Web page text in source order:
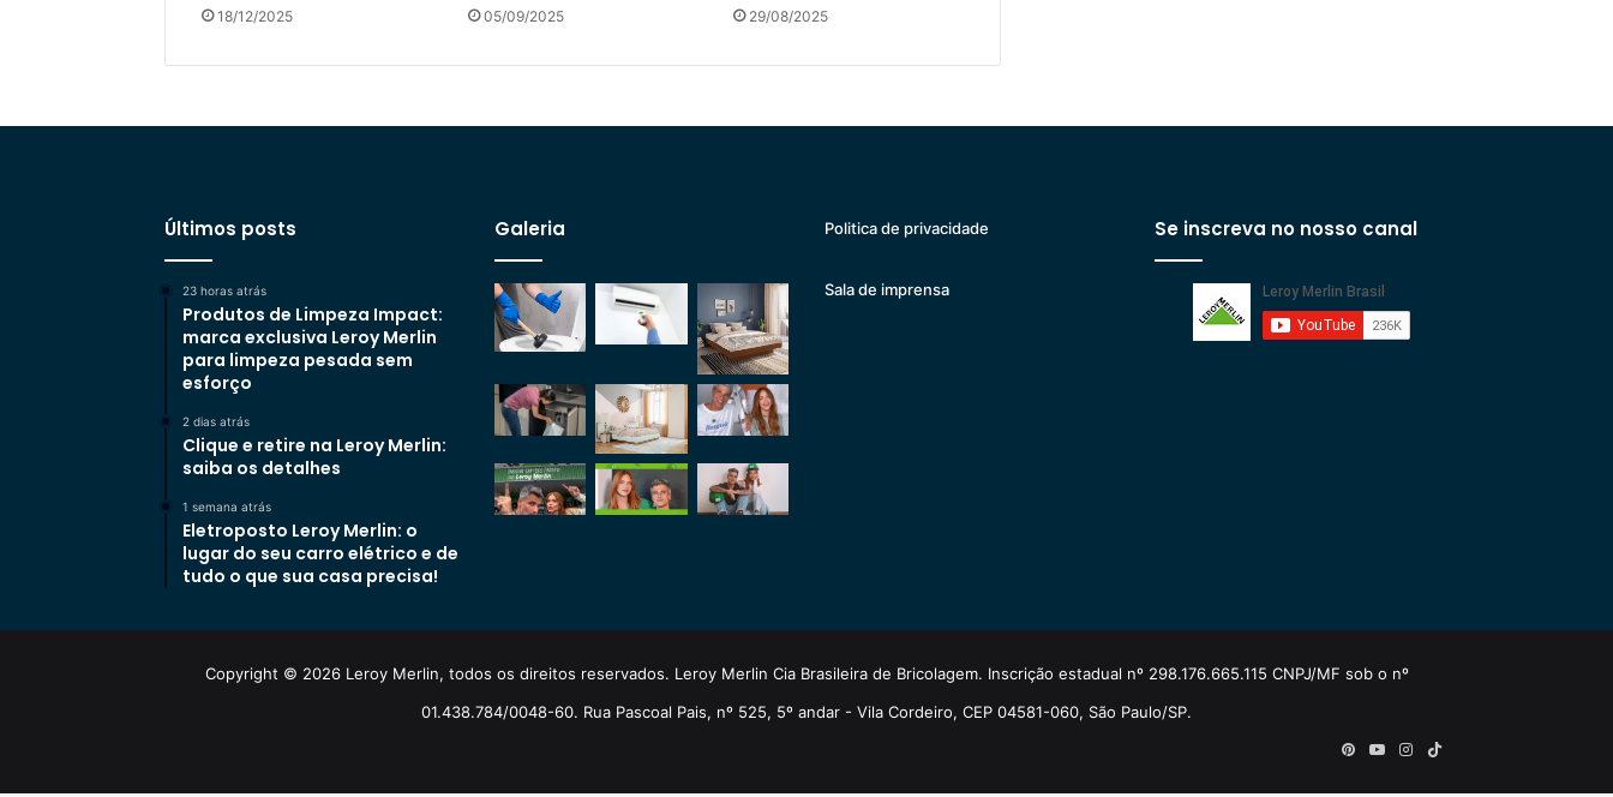
18/12/2025 05/09/2025 29/08/2025
Últimos posts
23 horas atrás
Produtos de Limpeza Impact:
marca exclusiva Leroy Merlin
para limpeza pesada sem
esforço
2 dias atrás
Clique e retire na Leroy Merlin:
saiba os detalhes
1 semana atrás
Eletroposto Leroy Merlin: o
lugar do seu carro elétrico e de
tudo o que sua casa precisa!
Galeria Politica de privacidade
Sala de imprensa
Se inscreva no nosso canal
Copyright © 2026 Leroy Merlin, todos os direitos reservados. Leroy Merlin Cia Brasileira de Bricolagem. Inscrição estadual nº 298.176.665.115 CNPJ/MF sob o nº
01.438.784/0048-60. Rua Pascoal Pais, nº 525, 5º andar - Vila Cordeiro, CEP 04581-060, São Paulo/SP.
PinterestYouTubeInstagram
TikTok